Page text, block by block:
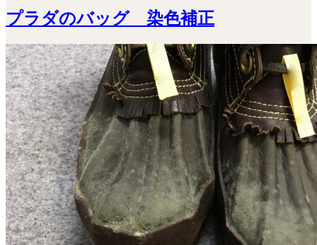
プラダのバッグ 染色補正